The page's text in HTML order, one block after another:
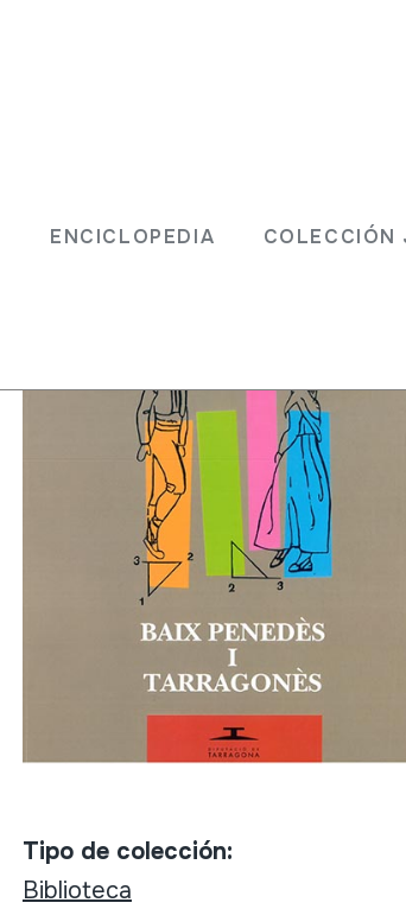
ENCICLOPEDIA COLECCIÓN
Tipo de colección:
Biblioteca